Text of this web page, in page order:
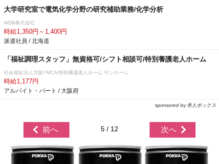
大学研究室で電気化学分野の研究補助業務/化学分析
WDB株式会社
時給1,350円～1,400円
派遣社員 / 北海道
「福祉調理スタッフ」無資格可/シフト相談可/特別養護老人ホーム
社会福祉法人大阪YMCA/特別養護老人ホーム サンホーム
時給1,177円
アルバイト・パート / 大阪府
sponsored by 求人ボックス
前へ 5 / 12 次へ